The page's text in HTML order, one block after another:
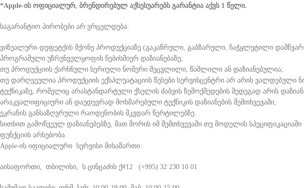
*Apple-ის ოფიციალურ, ბრენდირებულ აქსესუარებს გარანტია აქვს 1 წელი.
საგარანტიო პირობები არ ვრცელდება:
ვიზუალური დეფეტქის მქონე პროდუქციაზე (გაკაწრული, გაბზარული, ჩაჭყლეტილი
პროგრამული უზრუნველყოფის ნებისმიერ დაზიანებაზე;
თუ პროდუქციის ქარხნული სერიული ნომერი შეცვლილი, წაშლილი ან დაზიანებულია;
თუ დარღვეულია პროდუქციის ექსპლუატაციის წესები სერვისცენტრი არ არის ვალდებული
ტექნიკაზე, რომელიც არასტანდარტული ქსელის ძაბვის ზემოქმედების შედეგად არის
არაკვალიფიციური ან დაუდევრად მოხმარებული ტექნიკის დაზიანების შემთხვევაში;
ეკრანის განსაზღვრული რაოდენობის მკვდარ წერტილებზე.
სითხით გამოწვეულ დაზიანებებზე, მათ შორის იმ შემთხვევაში თუ მოდელის
ფუნქციის არსებობა.
Apple-ის იფიციალური სერვისი მისამართი:
აისაფორთი, თბილისი, ს.ცინცაძის ქ#12 (+995) 32 230 10 01